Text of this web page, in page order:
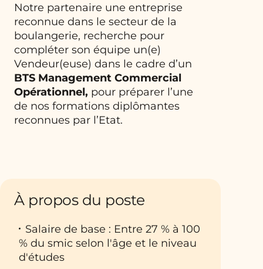
Notre partenaire une entreprise
reconnue dans le secteur de la
boulangerie, recherche pour
compléter son équipe un(e)
Vendeur(euse) dans le cadre d’un
BTS Management Commercial
Opérationnel, pour préparer l’une
de nos formations diplômantes
reconnues par l’Etat.
À propos du poste
Salaire de base : Entre 27 % à 100
% du smic selon l'âge et le niveau
d'études